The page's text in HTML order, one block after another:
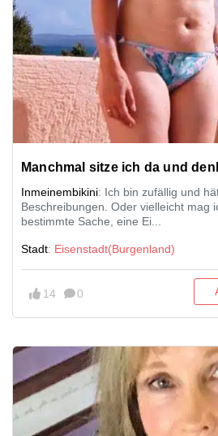
Manchmal sitze ich da und
Inmeinembikini: Ich bin zufällig und
Beschreibungen. Oder vielleicht mag
bestimmte Sache, eine Ei...
Stadt: Eisenstadt(Burgenland)
14 0